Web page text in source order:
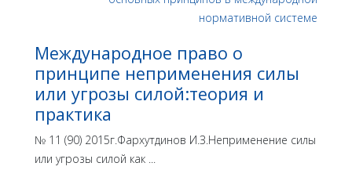
Международное право о
принципе неприменения силы
или угрозы силой:теория и
практика
№ 11 (90) 2015г.Фархутдинов И.З.Неприменение силы
или угрозы силой как ...